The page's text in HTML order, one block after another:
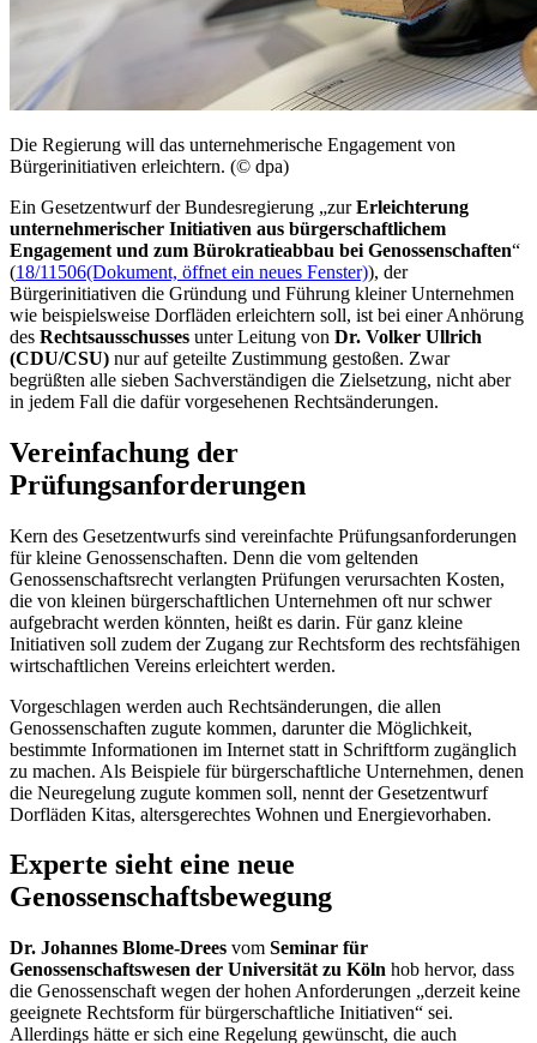
Die Regierung will das unternehmerische Engagement von
Bürgerinitiativen erleichtern. (© dpa)
Ein Gesetzentwurf der Bundesregierung „zurErleichterung
unternehmerischer Initiativen aus bürgerschaftlichem
Engagement und zum Bürokratieabbau bei Genossenschaften“
(18/11506(Dokument, öffnet ein neues Fenster)), der
Bürgerinitiativen die Gründung und Führung kleiner Unternehmen
wie beispielsweise Dorfläden erleichtern soll, ist bei einer Anhörung
des Rechtsausschusses unter Leitung von Dr. Volker Ullrich
(CDU/CSU) nur auf geteilte Zustimmung gestoßen. Zwar
begrüßten alle sieben Sachverständigen die Zielsetzung, nicht aber
in jedem Fall die dafür vorgesehenen Rechtsänderungen.
Vereinfachung der
Prüfungsanforderungen
Kern des Gesetzentwurfs sind vereinfachte Prüfungsanforderungen
für kleine Genossenschaften. Denn die vom geltenden
Genossenschaftsrecht verlangten Prüfungen verursachten Kosten,
die von kleinen bürgerschaftlichen Unternehmen oft nur schwer
aufgebracht werden könnten, heißt es darin. Für ganz kleine
Initiativen soll zudem der Zugang zur Rechtsform des rechtsfähigen
wirtschaftlichen Vereins erleichtert werden.
Vorgeschlagen werden auch Rechtsänderungen, die allen
Genossenschaften zugute kommen, darunter die Möglichkeit,
bestimmte Informationen im Internet statt in Schriftform zugänglich
zu machen. Als Beispiele für bürgerschaftliche Unternehmen, denen
die Neuregelung zugute kommen soll, nennt der Gesetzentwurf
Dorfläden Kitas, altersgerechtes Wohnen und Energievorhaben.
Experte sieht eine neue
Genossenschaftsbewegung
Dr. Johannes Blome-Drees vom Seminar für
Genossenschaftswesen der Universität zu Köln hob hervor, dass
die Genossenschaft wegen der hohen Anforderungen „derzeit keine
geeignete Rechtsform für bürgerschaftliche Initiativen“ sei.
Allerdings hätte er sich eine Regelung gewünscht, die auch